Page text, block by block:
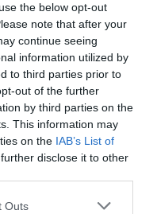
the below opt-out
note that after your
continue seeing
information utilized by
to third parties prior to
out of the further
by third parties on the
This information may
on the IAB’s List of
disclose it to other
Outs
vom Zentrum
9.2/10
Mondo
8.4
PREISE